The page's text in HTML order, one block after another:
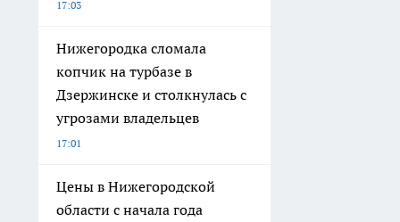
17:03
Нижегородка сломала
копчик на турбазе в
Дзержинске и столкнулась с
угрозами владельцев
17:01
Цены в Нижегородской
области с начала года